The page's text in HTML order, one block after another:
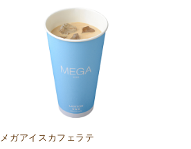
メガアイスカフェラテ